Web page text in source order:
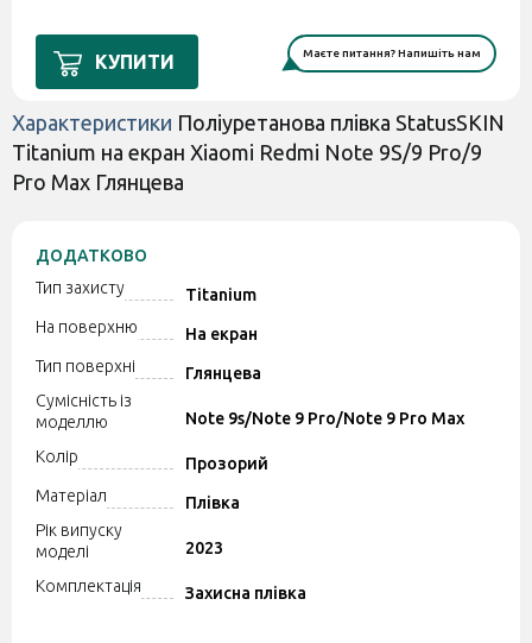
КУПИТИ Маєте питання? Напишіть нам
Характеристики Поліуретанова плівка StatusSKIN
Titanium на екран Xiaomi Redmi Note 9S/9 Pro/9
Pro Max Глянцева
ДОДАТКОВО
Тип захисту
Titanium
На поверхню
На екран
Тип поверхні
Глянцева
Сумісність із
моделлю
Note 9s/Note 9 Pro/Note 9 Pro Max
Колір
Прозорий
Матеріал
Плівка
Рік випуску
моделі
2023
Комплектація
Захисна плівка